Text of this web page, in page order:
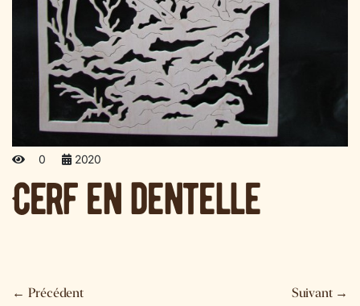
0 2020
Cerf en dentelle
← Précédent Suivant →